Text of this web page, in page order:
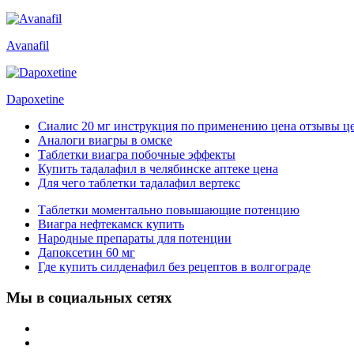
Avanafil
Dapoxetine
Сиалис 20 мг инструкция по применению цена отзывы
Аналоги виагры в омске
Таблетки виагра побочные эффекты
Купить тадалафил в челябинске аптеке цена
Для чего таблетки тадалафил вертекс
Таблетки моментально повышающие потенцию
Виагра нефтекамск купить
Народные препараты для потенции
Дапоксетин 60 мг
Где купить силденафил без рецептов в волгограде
Мы в социальных сетях